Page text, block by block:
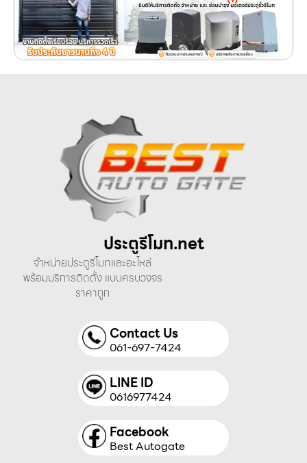
ประตูรีโมท.net
จำหน่ายประตูรีโมทและอะไหล่
พร้อมบริการติดตั้ง แบบครบวงจร
ราคาถูก
Contact Us
061-697-7424
LINE ID
0616977424
Facebook
Best Autogate